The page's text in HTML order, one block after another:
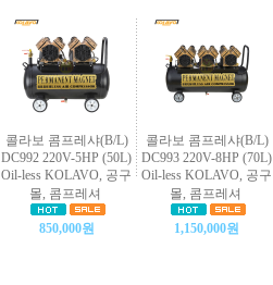
콜라보 콤프레샤(B/L)
DC992 220V-5HP (50L)
Oil-less KOLAVO, 공구
몰, 콤프레셔
850,000원
콜라보 콤프레샤(B/L)
DC993 220V-8HP (70L)
Oil-less KOLAVO, 공구
몰, 콤프레셔
1,150,000원